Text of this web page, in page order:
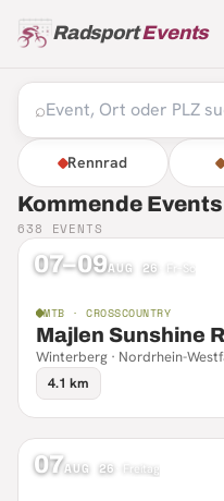
RadsportEvents
⌕
Rennrad
Kommende Events
638 EVENTS
07–09AUG 26 Fr–So
MTB · CROSSCOUNTRY
Majlen Sunshine
Winterberg · Nordrhein-
4.1 km
07AUG 26 Freitag